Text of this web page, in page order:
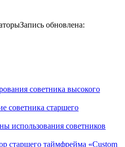
Запись обновлена:
советника высокого
советника старшего
использования советников
старшего таймфрейма «Custom